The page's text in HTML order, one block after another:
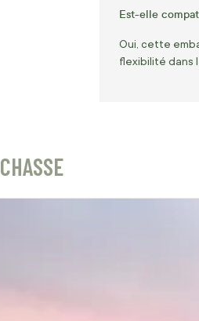
Est-elle
Oui, cette
flexibilité dans
CHASSE